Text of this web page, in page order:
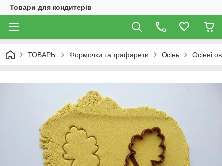
Товари для кондитерів
ТОВАРЫ Формочки та трафарети Осінь Осінні